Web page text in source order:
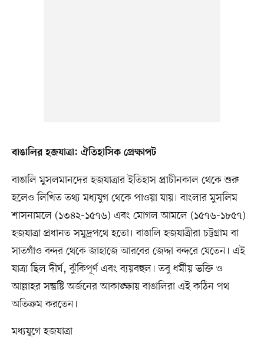
বাঙালির হজযাত্রা: ঐতিহাসিক প্রেক্ষাপট
বাঙালি মুসলমানদের হজযাত্রার ইতিহাস প্রাচীনকাল থেকে শুরু
হলেও লিখিত তথ্য মধ্যযুগ থেকে পাওয়া যায়। বাংলার মুসলিম
শাসনামলে (১৩৪২-১৫৭৬) এবং মোগল আমলে (১৫৭৬-১৮৫৭)
হজযাত্রা প্রধানত সমুদ্রপথে হতো। বাঙালি হজযাত্রীরা চট্টগ্রাম বা
সাতগাঁও বন্দর থেকে জাহাজে আরবের জেদ্দা বন্দরে যেতেন। এই
যাত্রা ছিল দীর্ঘ, ঝুঁকিপূর্ণ এবং ব্যয়বহুল। তবু ধর্মীয় ভক্তি ও
আল্লাহর সন্তুষ্টি অর্জনের আকাঙ্ক্ষায় বাঙালিরা এই কঠিন পথ
অতিক্রম করতেন।
মধ্যযুগে হজযাত্রা